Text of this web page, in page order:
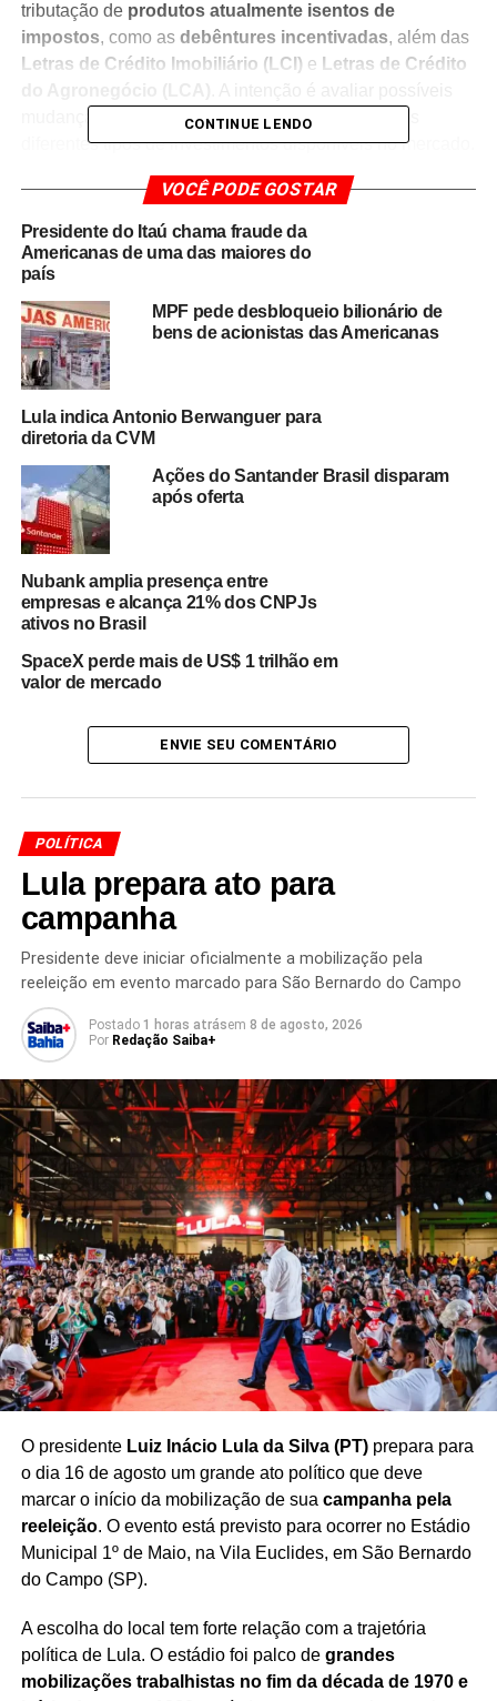
tributação de produtos atualmente isentos de
impostos, como as debêntures incentivadas, além das
Letras de Crédito Imobiliário (LCI) e Letras de Crédito
mudanças que promovam maior equilíbrio entre os
diferentes tipos de investimentos disponíveis no mercado.
Outro ponto discutido por integrantes da equipe
econômica envolve um possível
tributária sobre o mercado financeiro e de capitais
Entre as alternativas está a redução do
Operações Financeiras (IOF)
incidente sobre operações
de crédito para empresas, medida que, segundo parte
dos técnicos, poderia reduzir distorções na busca por
fontes alternativas de financiamento.
Também está em estudo a possibilidade de
proposta que vem sendo analisada pela área econômica
desde o fim do ano passado. A medida busca ampliar o
debate sobre a estrutura tributária aplicada aos
economia.
predominante é que qualquer alteração deverá ocorrer
em um momento de
efeitos sobre investidores, empresas e o mercado de
Redação Saiba+
TÓPICOS RELACIONADOS
DEBÊNTURES
EQUIPE ECONÔMICA
IMPOSTOS SOBRE INVESTIMENTOS
IOF
JUROS ALTOS LCA LCI
MERCADO FINANCEIRO
NTN-B
REFORMA TRIBUTÁRIA
TÍTULOS PÚBLICOS
TRIBUTAÇÃO DE INVESTIMENTOS
PRÓXIMO
TRE-BA mantém multa contra influenciadora por
propaganda antecipada
NÃO PERCA
PF faz busca na casa de Bolsonaro e defesa diz
que nenhuma arma foi encontrada
CONTINUE LENDO
VOCÊ PODE GOSTAR
Presidente do Itaú chama fraude da
Americanas de uma das maiores do
país
MPF pede desbloqueio bilionário de
bens de acionistas das Americanas
Lula indica Antonio Berwanguer para
diretoria da CVM
Ações do Santander Brasil disparam
após oferta
Nubank amplia presença entre
empresas e alcança 21% dos CNPJs
ativos no Brasil
SpaceX perde mais de US$ 1 trilhão em
valor de mercado
ENVIE SEU COMENTÁRIO
POLÍTICA
Lula prepara ato para
campanha
Presidente deve iniciar oficialmente a mobilização pela
reeleição em evento marcado para São Bernardo do Campo
Postado 1 horas atrásem 8 de agosto, 2026
Por Redação Saiba+
O presidente Luiz Inácio Lula da Silva (PT)prepara para
o dia 16 de agosto um grande ato político que deve
marcar o início da mobilização de sua campanha pela
reeleição. O evento está previsto para ocorrer no Estádio
Municipal 1º de Maio, na Vila Euclides, em São Bernardo
do Campo (SP).
A escolha do local tem forte relação com a trajetória
política de Lula. O estádio foi palco de grandes
mobilizações trabalhistas no fim da década de 1970 e